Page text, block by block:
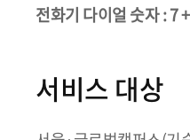
전화기 다이얼 숫자 : 7
서비스 대상